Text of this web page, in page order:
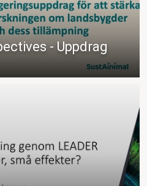
- Uppdrag